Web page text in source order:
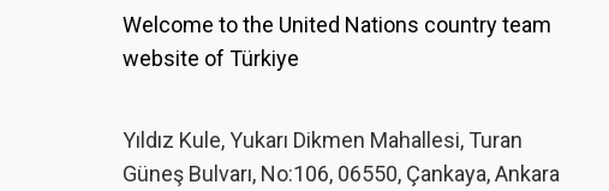
Welcome to the United Nations country team
website of Türkiye
Yıldız Kule, Yukarı Dikmen Mahallesi, Turan
Güneş Bulvarı, No:106, 06550, Çankaya, Ankara